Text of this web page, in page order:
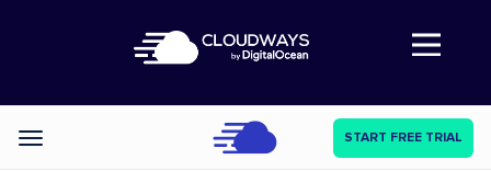
Abre a navegação
Categories START FREE TRIAL